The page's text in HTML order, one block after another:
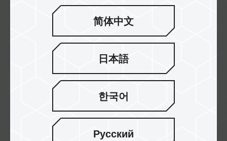
Jul / 2015
台灣新型專利
简体中文
日本語
한국어
Русский